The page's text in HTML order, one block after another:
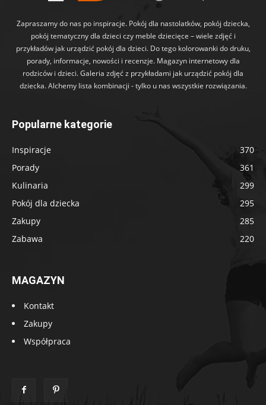
Zapraszamy do nas po inspiracje. Pokój dla nastolatków, pokój dziecka,
pokój tematyczny dla dzieci czy meble dziecięce – wiele zdjęć i
przykładów jak urządzić pokój dla dzieci. Do tego kolorowanki do druku,
porady, informacje, nowości i recenzje. Magazyn internetowy dla
rodziców i dzieci. Galeria zdjęć z przykładami jak urządzić pokój dla
dziecka. Alchemy lista kombinacji - tylko u nas wszystkie rozwiązania.
Popularne kategorie
Inspiracje
370
Porady
361
Kulinaria
299
Pokój dla dziecka
295
Zakupy
285
Zabawa
220
MAGAZYN
Kontakt
Zakupy
Współpraca